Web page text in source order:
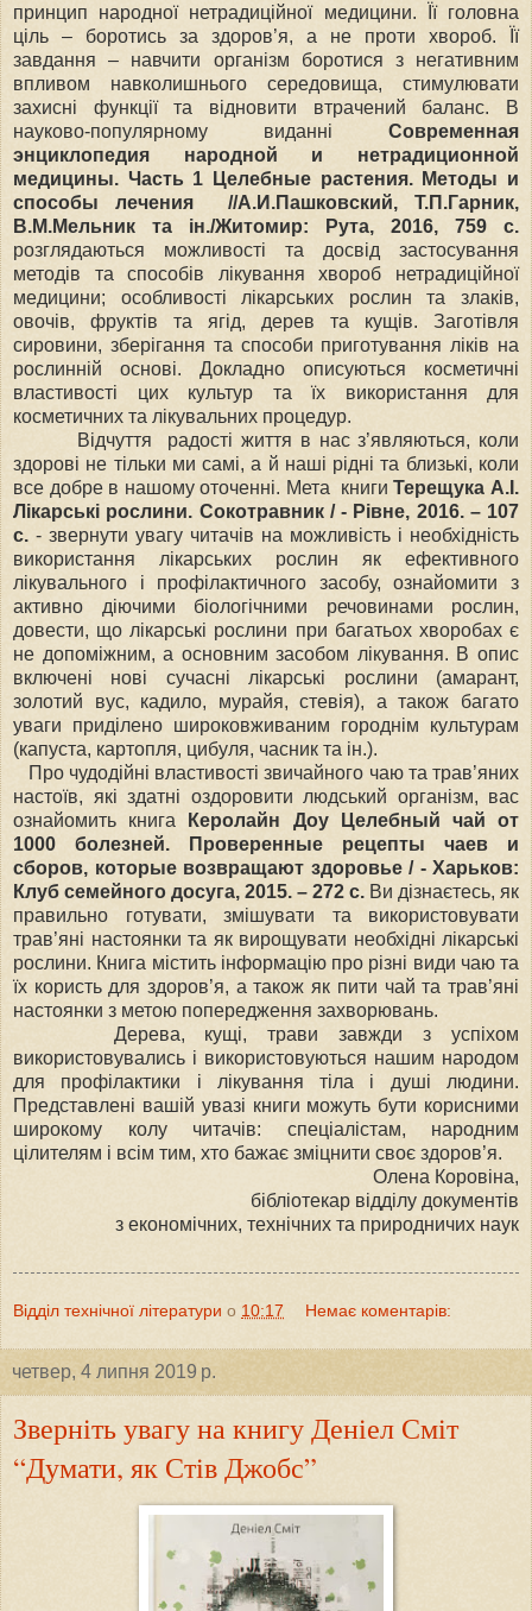
принцип народної нетрадиційної медицини. Її головна
ціль – боротись за здоров’я, а не проти хвороб. Її
завдання – навчити організм боротися з негативним
впливом навколишнього середовища, стимулювати
захисні функції та відновити втрачений баланс. В
науково-популярному виданні Современная
энциклопедия народной и нетрадиционной
медицины. Часть 1 Целебные растения. Методы и
способы лечения //А.И.Пашковский, Т.П.Гарник,
В.М.Мельник та ін./Житомир: Рута, 2016, 759 с.
розглядаються можливості та досвід застосування
методів та способів лікування хвороб нетрадиційної
медицини; особливості лікарських рослин та злаків,
овочів, фруктів та ягід, дерев та кущів. Заготівля
сировини, зберігання та способи приготування ліків на
рослинній основі. Докладно описуються косметичні
властивості цих культур та їх використання для
косметичних та лікувальних процедур.
Відчуття радості життя в нас з’являються, коли
здорові не тільки ми самі, а й наші рідні та близькі, коли
все добре в нашому оточенні. Мета книгиТерещука А.І.
Лікарські рослини. Сокотравник / - Рівне, 2016. – 107
с. - звернути увагу читачів на можливість і необхідність
використання лікарських рослин як ефективного
лікувального і профілактичного засобу, ознайомити з
активно діючими біологічними речовинами рослин,
довести, що лікарські рослини при багатьох хворобах є
не допоміжним, а основним засобом лікування. В опис
включені нові сучасні лікарські рослини (амарант,
золотий вус, кадило, мурайя, стевія), а також багато
уваги приділено широковживаним городнім культурам
(капуста, картопля, цибуля, часник та ін.).
Про чудодійні властивості звичайного чаю та трав’яних
настоїв, які здатні оздоровити людський організм, вас
ознайомить книга
Керолайн Доу Целебный чай от
1000 болезней. Проверенные рецепты чаев и
сборов, которые возвращают здоровье / - Харьков:
Клуб семейного досуга, 2015. – 272 с. Ви дізнаєтесь, як
правильно готувати, змішувати та використовувати
трав’яні настоянки та як вирощувати необхідні лікарські
рослини. Книга містить інформацію про різні види чаю та
їх користь для здоров’я, а також як пити чай та трав’яні
настоянки з метою попередження захворювань.
Дерева, кущі, трави завжди з успіхом
використовувались і використовуються нашим народом
для профілактики і лікування тіла і душі людини.
Представлені вашій увазі книги можуть бути корисними
широкому колу читачів: спеціалістам, народним
цілителям і всім тим, хто бажає зміцнити своє здоров’я.
Олена Коровіна,
бібліотекар відділу документів
з економічних, технічних та природничих наук
Відділ технічної літератури о 10:17 Немає коментарів:
четвер, 4 липня 2019 р.
Зверніть увагу на книгу Деніел Сміт
“Думати, як Стів Джобс”